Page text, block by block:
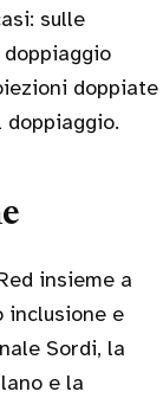
sulle
doppiate
doppiaggio.
insieme a
inclusione e
Sordi, la
e la